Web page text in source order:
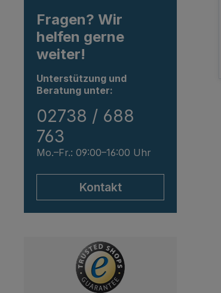
Fragen? Wir
helfen gerne
weiter!
Unterstützung und
Beratung unter:
02738 / 688
763
Mo.–Fr.: 09:00–16:00 Uhr
Kontakt